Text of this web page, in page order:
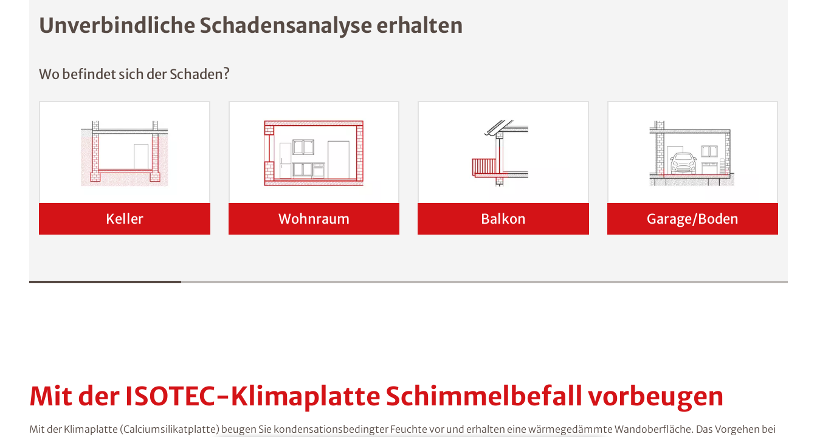
Unverbindliche Schadensanalyse erhalten
Wo befindet sich der Schaden?
Keller Wohnraum Balkon Garage/Boden
Mit der ISOTEC-Klimaplatte Schimmelbefall vorbeugen
Mit der Klimaplatte (Calciumsilikatplatte) beugen Sie kondensationsbedingter Feuchte vor und erhalten eine wärmegedämmte Wandoberfläche. Das Vorgehen bei